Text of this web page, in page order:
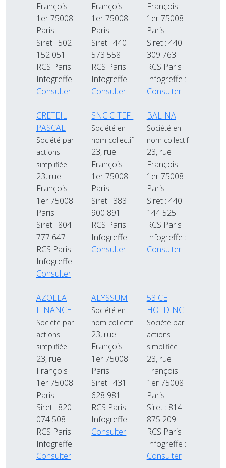
François
1er 75008
Paris
Siret : 502
152 051
RCS Paris
Infogreffe :
Consulter
François
1er 75008
Paris
Siret : 440
573 558
RCS Paris
Infogreffe :
Consulter
François
1er 75008
Paris
Siret : 440
309 763
RCS Paris
Infogreffe :
Consulter
CRETEIL
PASCAL
Société par
actions
simplifiée
23, rue
François
1er 75008
Paris
Siret : 804
777 647
RCS Paris
Infogreffe :
Consulter
SNC CITEFI
Société en
nom collectif
23, rue
François
1er 75008
Paris
Siret : 383
900 891
RCS Paris
Infogreffe :
Consulter
BALINA
Société en
nom collectif
23, rue
François
1er 75008
Paris
Siret : 440
144 525
RCS Paris
Infogreffe :
Consulter
AZOLLA
FINANCE
Société par
actions
simplifiée
23, rue
François
1er 75008
Paris
Siret : 820
074 508
RCS Paris
Infogreffe :
Consulter
ALYSSUM
Société en
nom collectif
23, rue
François
1er 75008
Paris
Siret : 431
628 981
RCS Paris
Infogreffe :
Consulter
53 CE
HOLDING
Société par
actions
simplifiée
23, rue
François
1er 75008
Paris
Siret : 814
875 209
RCS Paris
Infogreffe :
Consulter